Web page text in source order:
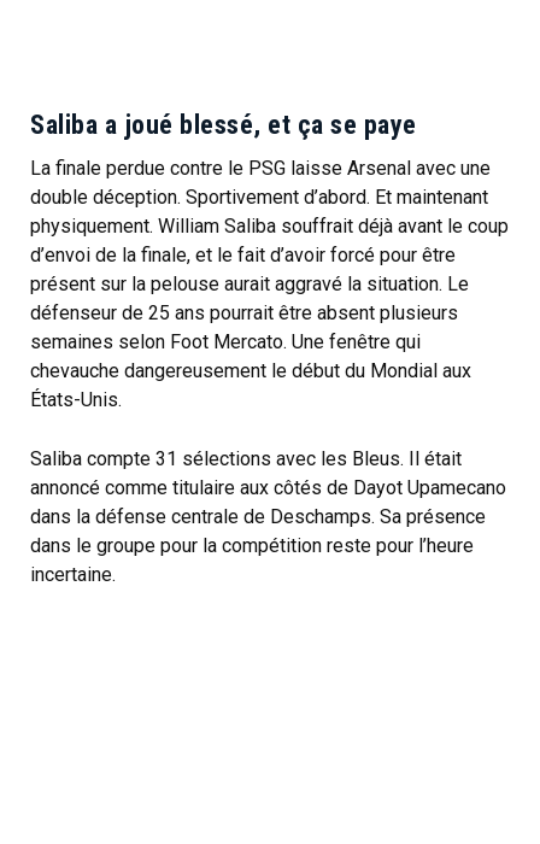
Saliba a joué blessé, et ça se paye
La finale perdue contre le PSG laisse Arsenal avec une
double déception. Sportivement d’abord. Et maintenant
physiquement. William Saliba souffrait déjà avant le coup
d’envoi de la finale, et le fait d’avoir forcé pour être
présent sur la pelouse aurait aggravé la situation. Le
défenseur de 25 ans pourrait être absent plusieurs
semaines selon Foot Mercato. Une fenêtre qui
chevauche dangereusement le début du Mondial aux
États-Unis.
Saliba compte 31 sélections avec les Bleus. Il était
annoncé comme titulaire aux côtés de Dayot Upamecano
dans la défense centrale de Deschamps. Sa présence
dans le groupe pour la compétition reste pour l’heure
incertaine.